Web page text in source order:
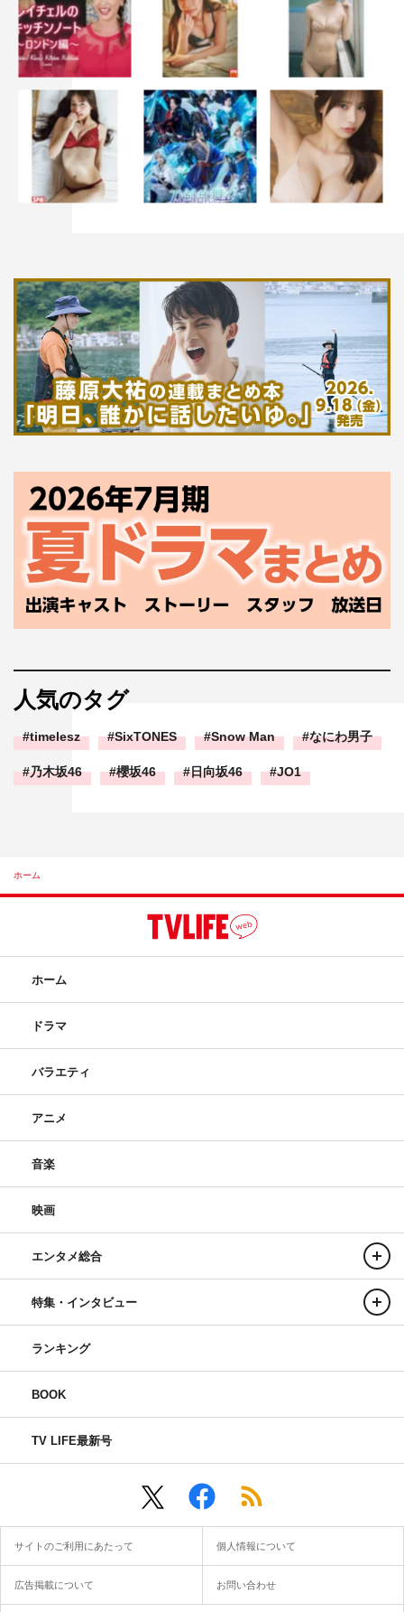
人気のタグ
timelesz SixTONES Snow Man なにわ男子
乃木坂46 櫻坂46 日向坂46 JO1
ホーム
ホーム
ドラマ
バラエティ
アニメ
音楽
映画
エンタメ総合
特集・インタビュー
ランキング
BOOK
TV LIFE最新号
サイトのご利用にあたって 個人情報について
広告掲載について お問い合わせ